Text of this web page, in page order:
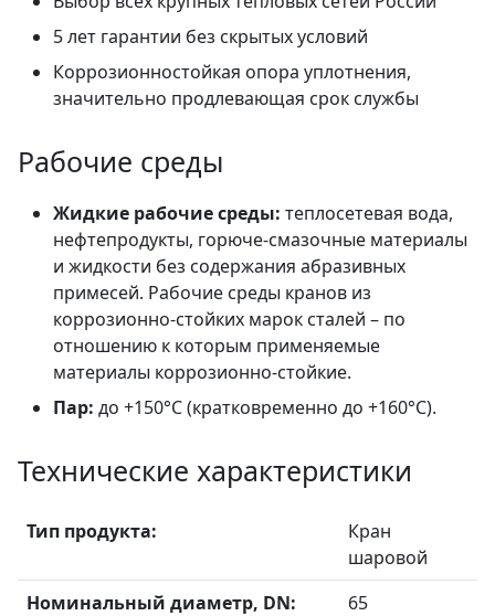
5 лет гарантии без скрытых условий
Коррозионностойкая опора уплотнения,
значительно продлевающая срок службы
Рабочие среды
Жидкие рабочие среды: теплосетевая вода,
нефтепродукты, горюче-смазочные материалы
и жидкости без содержания абразивных
примесей. Рабочие среды кранов из
коррозионно-стойких марок сталей – по
отношению к которым применяемые
материалы коррозионно-стойкие.
Пар: до +150°C (кратковременно до +160°C).
Технические характеристики
Тип продукта:
Кран
шаровой
Номинальный диаметр, DN:
65